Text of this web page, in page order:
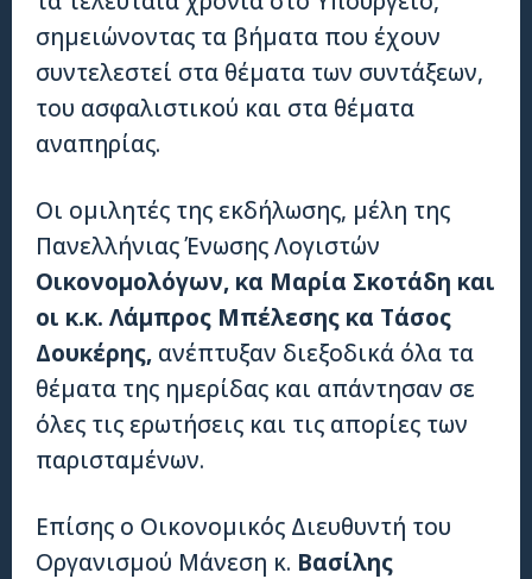
σημειώνοντας τα βήματα που έχουν
συντελεστεί στα θέματα των συντάξεων,
του ασφαλιστικού και στα θέματα
αναπηρίας.
Οι ομιλητές της εκδήλωσης, μέλη της
Πανελλήνιας Ένωσης Λογιστών
Οικονομολόγων, κα Μαρία Σκοτάδη και
οι κ.κ. Λάμπρος Μπέλεσης κα Τάσος
Δουκέρης, ανέπτυξαν διεξοδικά όλα τα
θέματα της ημερίδας και απάντησαν σε
όλες τις ερωτήσεις και τις απορίες των
παρισταμένων.
Επίσης ο Οικονομικός Διευθυντή του
Οργανισμού Μάνεση κ. Βασίλης